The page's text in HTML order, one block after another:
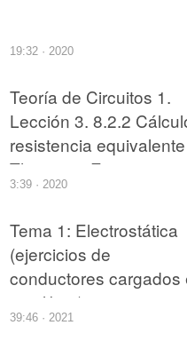
19:32 · 2020
Teoría de Circuitos 1.
Lección 3. 8.2.2
resistencia equivalente
Thevenin. Ejercicio 1
3:39 · 2020
Tema 1: Electrostática
(ejercicios de
conductores cargados
equilibrio) 2
39:46 · 2021